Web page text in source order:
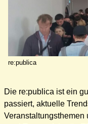
re:publica
Die re:publica ist ein
passiert, aktuelle
Veranstaltungsthemen